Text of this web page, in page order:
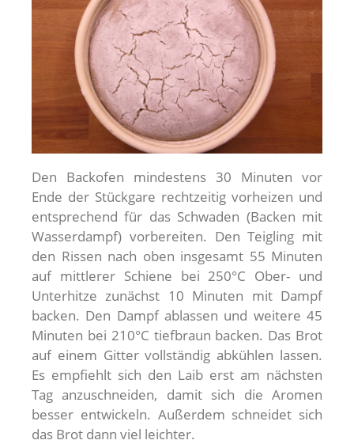
Den Backofen mindestens 30 Minuten vor
Ende der Stückgare rechtzeitig vorheizen und
entsprechend für das Schwaden (Backen mit
Wasserdampf) vorbereiten. Den Teigling mit
den Rissen nach oben insgesamt 55 Minuten
auf mittlerer Schiene bei 250°C Ober- und
Unterhitze zunächst 10 Minuten mit Dampf
backen. Den Dampf ablassen und weitere 45
Minuten bei 210°C tiefbraun backen. Das Brot
auf einem Gitter vollständig abkühlen lassen.
Es empfiehlt sich den Laib erst am nächsten
Tag anzuschneiden, damit sich die Aromen
besser entwickeln. Außerdem schneidet sich
das Brot dann viel leichter.